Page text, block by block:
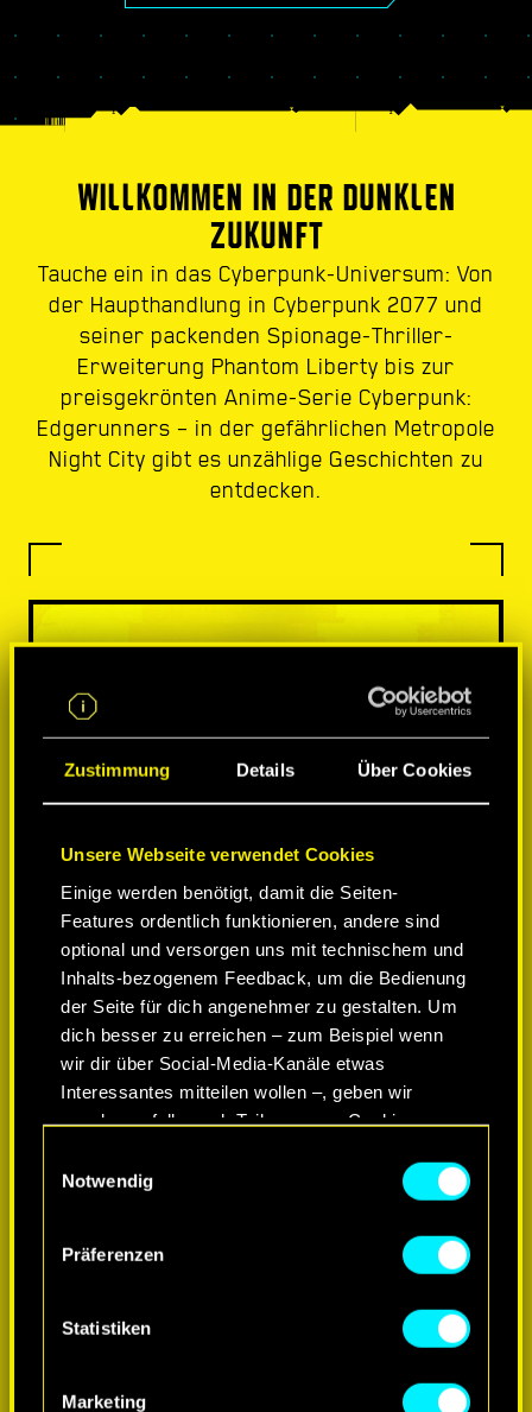
Zustimmung Details Über Cookies
Unsere Webseite verwendet Cookies
Einige werden benötigt, damit die Seiten-
Features ordentlich funktionieren, andere sind
optional und versorgen uns mit technischem und
Inhalts-bezogenem Feedback, um die Bedienung
der Seite für dich angenehmer zu gestalten. Um
dich besser zu erreichen – zum Beispiel wenn
wir dir über Social-Media-Kanäle etwas
Interessantes mitteilen wollen –, geben wir
gegebenenfalls auch Teile unserer Cookies an
Cookies erfordert allerdings deine Zustimmung.
Alle Details zu unserer Nutzung von Cookies
findest du unten im Menü „Einstellungen“, wo du,
das Thema Cookies ändern kannst.
Notwendig
Präferenzen
Statistiken
Marketing
WILLKOMMEN IN DER DUNKLEN
ZUKUNFT
Tauche ein in das Cyberpunk-Universum: Von
der Haupthandlung in Cyberpunk 2077 und
seiner packenden Spionage-Thriller-
Erweiterung Phantom Liberty bis zur
preisgekrönten Anime-Serie Cyberpunk:
Edgerunners – in der gefährlichen Metropole
Night City gibt es unzählige Geschichten zu
entdecken.